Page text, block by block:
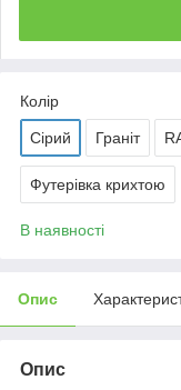
Колір
Сірий Граніт
Футерівка крихтою
В наявності
Опис
Опис